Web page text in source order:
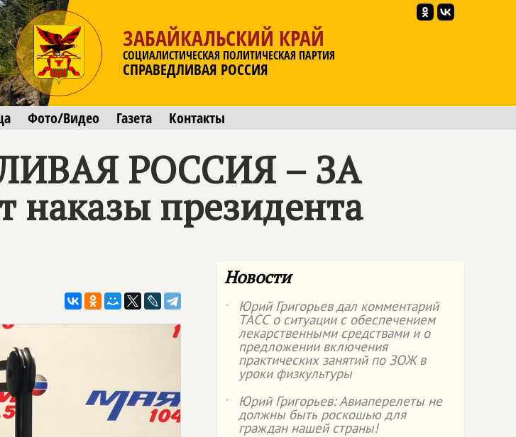
ЗАБАЙКАЛЬСКИЙ КРАЙ
СОЦИАЛИСТИЧЕСКАЯ ПОЛИТИЧЕСКАЯ ПАРТИЯ
СПРАВЕДЛИВАЯ РОССИЯ
Фото/Видео Газета Контакты
РОССИЯ – ЗА
наказы президента
Новости
˙ Юрий Григорьев дал комментарий
ТАСС о ситуации с обеспечением
лекарственными средствами и о
предложении включения
практических занятий по ЗОЖ в
уроки физкультуры
˙
Юрий Григорьев: Авиаперелеты не
должны быть роскошью для
граждан нашей страны!